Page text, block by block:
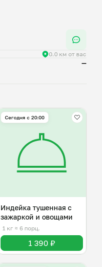
0.0 км от вас
—
Сегодня с 20:00
Индейка тушенная с
зажаркой и овощами
1 кг ≈ 6 порц.
1 390 ₽